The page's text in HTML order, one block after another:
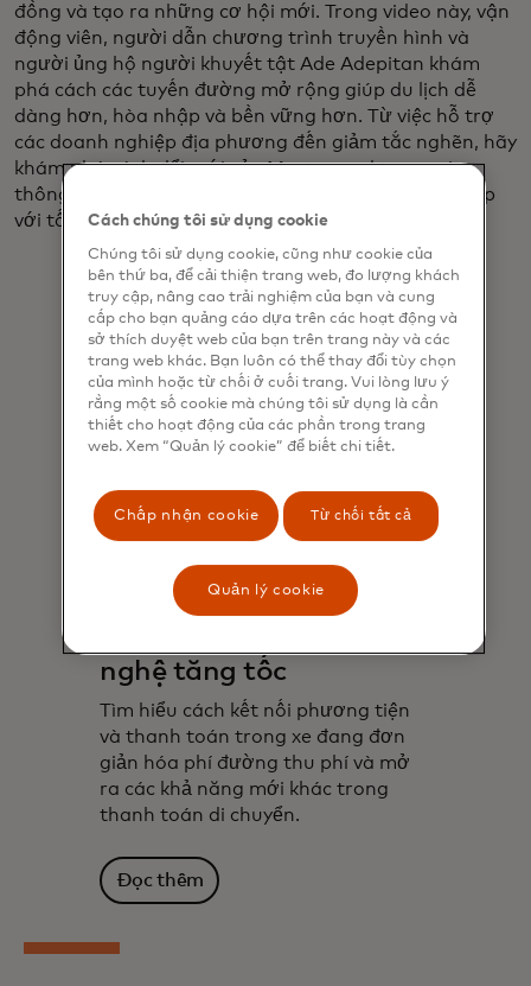
đồng và tạo ra những cơ hội mới. Trong video này, vận
động viên, người dẫn chương trình truyền hình và
người ủng hộ người khuyết tật Ade Adepitan khám
phá cách các tuyến đường mở rộng giúp du lịch dễ
dàng hơn, hòa nhập và bền vững hơn. Từ việc hỗ trợ
các doanh nghiệp địa phương đến giảm tắc nghẽn, hãy
khám phá cách đổi mới của Mastercard trong giao
thông đô thị đang định hình một thành phố phù hợp
với tất cả mọi người.
nghệ tăng tốc
Tìm hiểu cách kết nối phương tiện
và thanh toán trong xe đang đơn
giản hóa phí đường thu phí và mở
ra các khả năng mới khác trong
thanh toán di chuyển.
Đọc thêm
Cách chúng tôi sử dụng cookie
Chúng tôi sử dụng cookie, cũng như cookie của
bên thứ ba, để cải thiện trang web, đo lượng khách
truy cập, nâng cao trải nghiệm của bạn và cung
cấp cho bạn quảng cáo dựa trên các hoạt động và
sở thích duyệt web của bạn trên trang này và các
trang web khác. Bạn luôn có thể thay đổi tùy chọn
của mình hoặc từ chối ở cuối trang. Vui lòng lưu ý
rằng một số cookie mà chúng tôi sử dụng là cần
thiết cho hoạt động của các phần trong trang
web. Xem “Quản lý cookie” để biết chi tiết.
Chấp nhận cookie Từ chối tất cả
Quản lý cookie